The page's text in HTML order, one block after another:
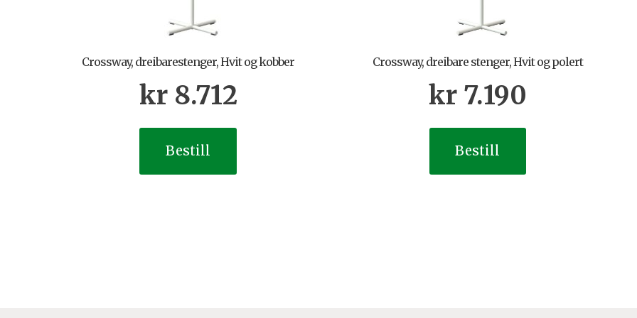
Crossway, dreibarestenger, Hvit og kobber
kr8.712
Bestill
Crossway, dreibare stenger, Hvit og polert
kr7.190
Bestill